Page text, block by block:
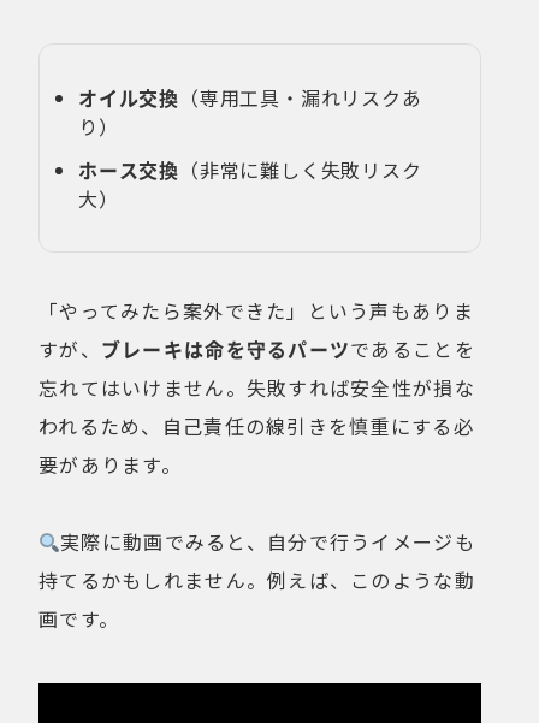
オイル交換 （専用工具・漏れリスクあ
り）
ホース交換 （非常に難しく失敗リスク
大）
「やってみたら案外できた」という声もありま
すが、 ブレーキは命を守るパーツであることを
忘れてはいけません。失敗すれば安全性が損な
われるため、自己責任の線引きを慎重にする必
要があります。
実際に動画でみると、自分で行うイメージも
持てるかもしれません。例えば、このような動
画です。